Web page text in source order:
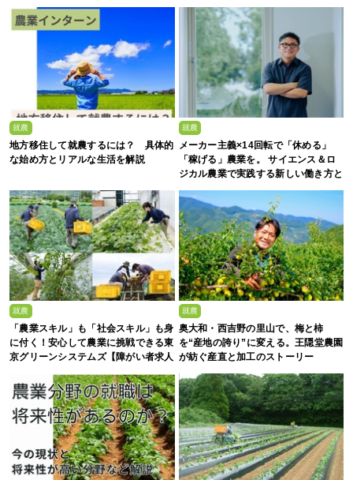
就農
地方移住して就農するには？ 具体的
な始め方とリアルな生活を解説
就農
メーカー主義×14回転で「休める」
「稼げる」農業を。 サイエンス＆ロ
ジカル農業で実践する新しい働き方と
は？
就農
「農業スキル」も「社会スキル」も身
に付く！安心して農業に挑戦できる東
京グリーンシステムズ【障がい者求人
就農
奥大和・西吉野の里山で、梅と柿
を“産地の誇り”に変える。王隠堂農園
が紡ぐ産直と加工のストーリー